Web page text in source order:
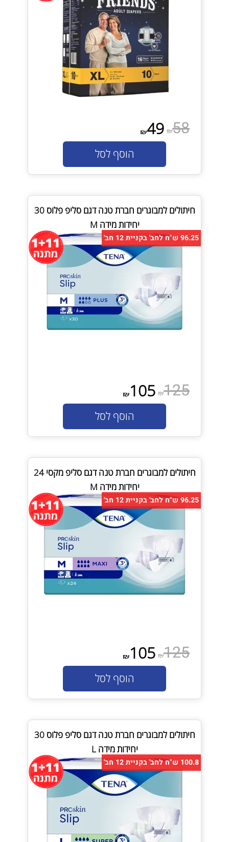
₪58
₪49
הוסף לסל
חיתולים למבוגרים חברת טנה דגם סליפ פלוס 30
יחידות מידה M
96.25 ש"ח לחב' בקניית 12 חב'
₪125
₪105
הוסף לסל
חיתולים למבוגרים חברת טנה דגם סליפ מקסי 24
יחידות מידה M
96.25 ש"ח לחב' בקניית 12 חב'
₪125
₪105
הוסף לסל
חיתולים למבוגרים חברת טנה דגם סליפ פלוס 30
יחידות מידה L
100.8 ש"ח לחב' בקניית 12 חב'